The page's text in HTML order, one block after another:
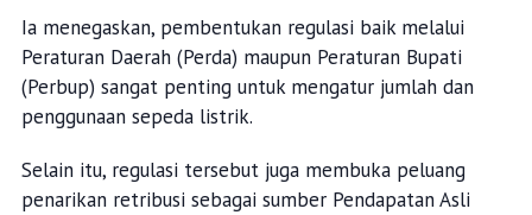
Ia menegaskan, pembentukan regulasi baik melalui
Peraturan Daerah (Perda) maupun Peraturan Bupati
(Perbup) sangat penting untuk mengatur jumlah dan
penggunaan sepeda listrik.
Selain itu, regulasi tersebut juga membuka peluang
penarikan retribusi sebagai sumber Pendapatan Asli